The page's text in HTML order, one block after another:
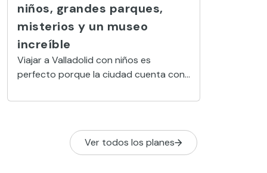
niños, grandes parques,
misterios y un museo
increíble
Viajar a Valladolid con niños es
perfecto porque la ciudad cuenta con
hacer piragüismo y muchas actividades
Ver todos los planes